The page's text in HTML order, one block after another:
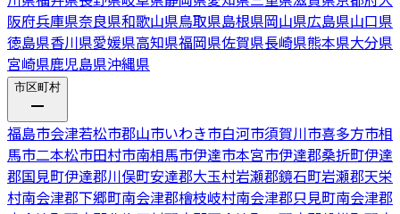
阪府兵庫県奈良県和歌山県鳥取県島根県岡山県広島県山口県
徳島県香川県愛媛県高知県福岡県佐賀県長崎県熊本県大分県
宮崎県鹿児島県沖縄県
市区町村
福島市会津若松市郡山市いわき市白河市須賀川市喜多方市相
馬市二本松市田村市南相馬市伊達市本宮市伊達郡桑折町伊達
郡国見町伊達郡川俣町安達郡大玉村岩瀬郡鏡石町岩瀬郡天栄
村南会津郡下郷町南会津郡檜枝岐村南会津郡只見町南会津郡